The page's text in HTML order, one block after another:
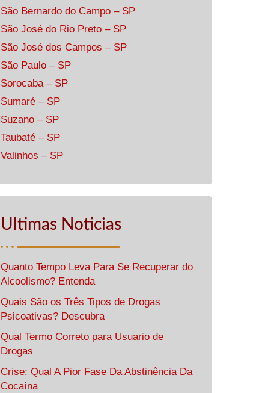
São Bernardo do Campo – SP
São José do Rio Preto – SP
São José dos Campos – SP
São Paulo – SP
Sorocaba – SP
Sumaré – SP
Suzano – SP
Taubaté – SP
Valinhos – SP
Ultimas Noticias
Quanto Tempo Leva Para Se Recuperar do
Alcoolismo? Entenda
Quais São os Três Tipos de Drogas
Psicoativas? Descubra
Qual Termo Correto para Usuario de
Drogas
Crise: Qual A Pior Fase Da Abstinência Da
Cocaína